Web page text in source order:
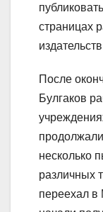
страницах
После
Булгаков
несколько
различных
переехал в